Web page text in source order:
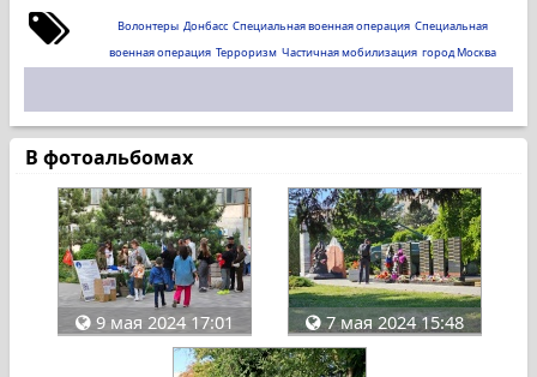
Волонтеры Донбасс Специальная военная операция Специальная
военная операция Терроризм Частичная мобилизация город Москва
В фотоальбомах
9 мая 2024 17:01 7 мая 2024 15:48